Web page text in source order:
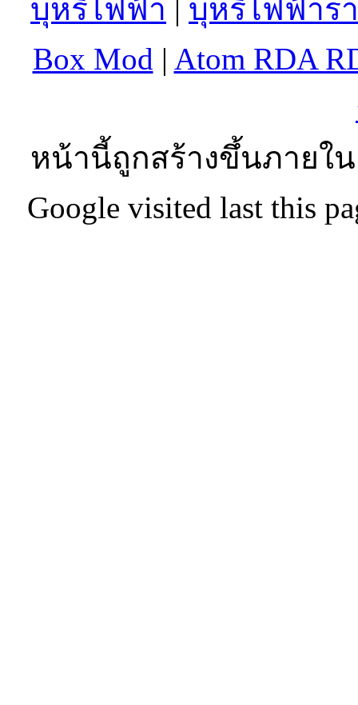
บุหรี่ไฟฟ้า | บุหรี่ไฟฟ้าร
Box Mod | Atom RDA
หน้านี้ถูกสร้างขึ้นภายใน
Google visited last this